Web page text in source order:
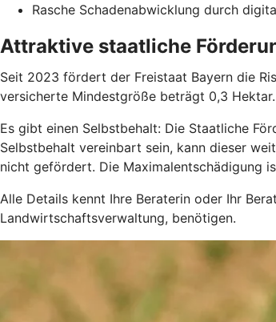
Rasche Schadenabwicklung durch
Attraktive staatliche
Seit 2023 fördert der Freistaat Bayern die
versicherte Mindestgröße beträgt 0,3
Es gibt einen Selbstbehalt: Die Staatliche
Selbstbehalt vereinbart sein, kann dieser
nicht gefördert. Die Maximalentschädigung
Alle Details kennt Ihre Beraterin oder Ihr
Landwirtschaftsverwaltung, benötigen.